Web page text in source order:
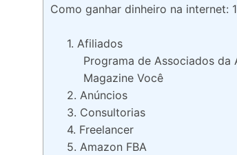
Como ganhar dinheiro na internet:
1. Afiliados
Programa de Associados da
Magazine Você
2. Anúncios
3. Consultorias
4. Freelancer
5. Amazon FBA